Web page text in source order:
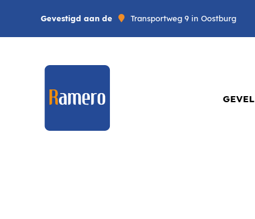
Gevestigd aan de Transportweg 9 in Oostburg
GEVEL